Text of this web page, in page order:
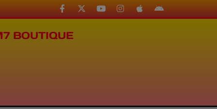
BOUTIQUE